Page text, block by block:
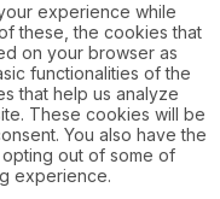
experience while
these, the cookies that
on your browser as
functionalities of the
that help us analyze
These cookies will be
You also have the
out of some of
experience.